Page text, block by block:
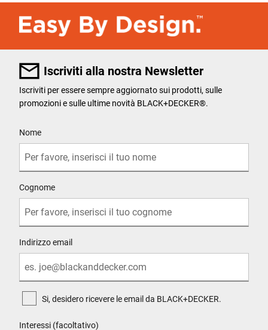
Iscriviti alla nostra Newsletter
Iscriviti per essere sempre aggiornato sui prodotti, sulle
promozioni e sulle ultime novità BLACK+DECKER®.
Nome
Cognome
Indirizzo email
Si, desidero ricevere le email da BLACK+DECKER.
Interessi (facoltativo)